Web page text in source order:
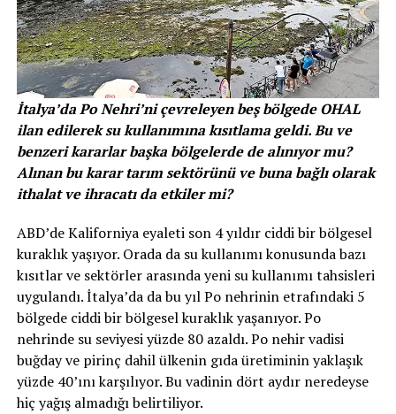
İtalya’da Po Nehri’ni çevreleyen beş bölgede OHAL
ilan edilerek su kullanımına kısıtlama geldi. Bu ve
benzeri kararlar başka bölgelerde dealınıyor mu?
Alınan bu karar tarım sektörünü ve buna bağlı olarak
ithalat ve ihracatı da etkiler mi?
ABD’de Kaliforniya eyaleti son 4 yıldır ciddi bir bölgesel
kuraklık yaşıyor. Orada da su kullanımı konusunda bazı
kısıtlar ve sektörler arasında yeni su kullanımı tahsisleri
uygulandı. İtalya’da da bu yıl Po nehrinin etrafındaki 5
bölgede ciddi bir bölgesel kuraklık yaşanıyor. Po
nehrinde su seviyesi yüzde 80 azaldı. Po nehir vadisi
buğday ve pirinç dahil ülkenin gıda üretiminin yaklaşık
yüzde 40’ını karşılıyor. Bu vadinin dört aydır neredeyse
hiç yağış almadığı belirtiliyor.